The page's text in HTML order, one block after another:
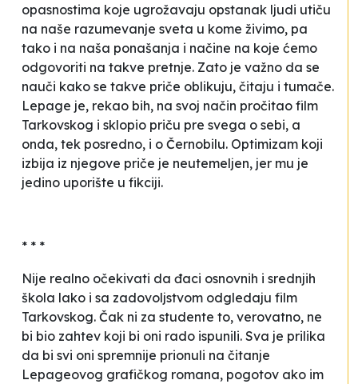
opasnostima koje ugrožavaju opstanak ljudi utiču
na naše razumevanje sveta u kome živimo, pa
tako i na naša ponašanja i načine na koje ćemo
odgovoriti na takve pretnje. Zato je važno da se
nauči kako se takve priče oblikuju, čitaju i tumače.
Lepage je, rekao bih, na svoj način pročitao film
Tarkovskog i sklopio priču pre svega o sebi, a
onda, tek posredno, i o Černobilu. Optimizam koji
izbija iz njegove priče je neutemeljen, jer mu je
jedino uporište u fikciji.
* * *
Nije realno očekivati da đaci osnovnih i srednjih
škola lako i sa zadovoljstvom odgledaju film
Tarkovskog. Čak ni za studente to, verovatno, ne
bi bio zahtev koji bi oni rado ispunili. Sva je prilika
da bi svi oni spremnije prionuli na čitanje
Lepageovog grafičkog romana, pogotov ako im